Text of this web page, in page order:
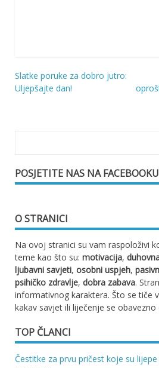
Navigacija
Slatke poruke za dobro jutro:
Uljepšajte dan!
POSJETITE NAS NA FACEBOOKU
O STRANICI
Na ovoj stranici su vam raspoloživi
teme kao što su: motivacija,
ljubavni savjeti, osobni uspjeh,
psihičko zdravlje, dobra zabava.
informativnog karaktera. Što se tiče
kakav savjet ili liječenje se
TOP ČLANCI
Čestitke za prvu pričest koje su